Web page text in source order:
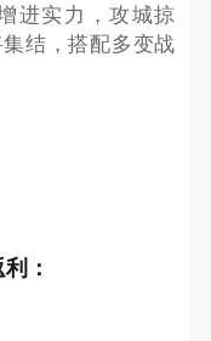
进实力，攻城掠
结，搭配多变战
：